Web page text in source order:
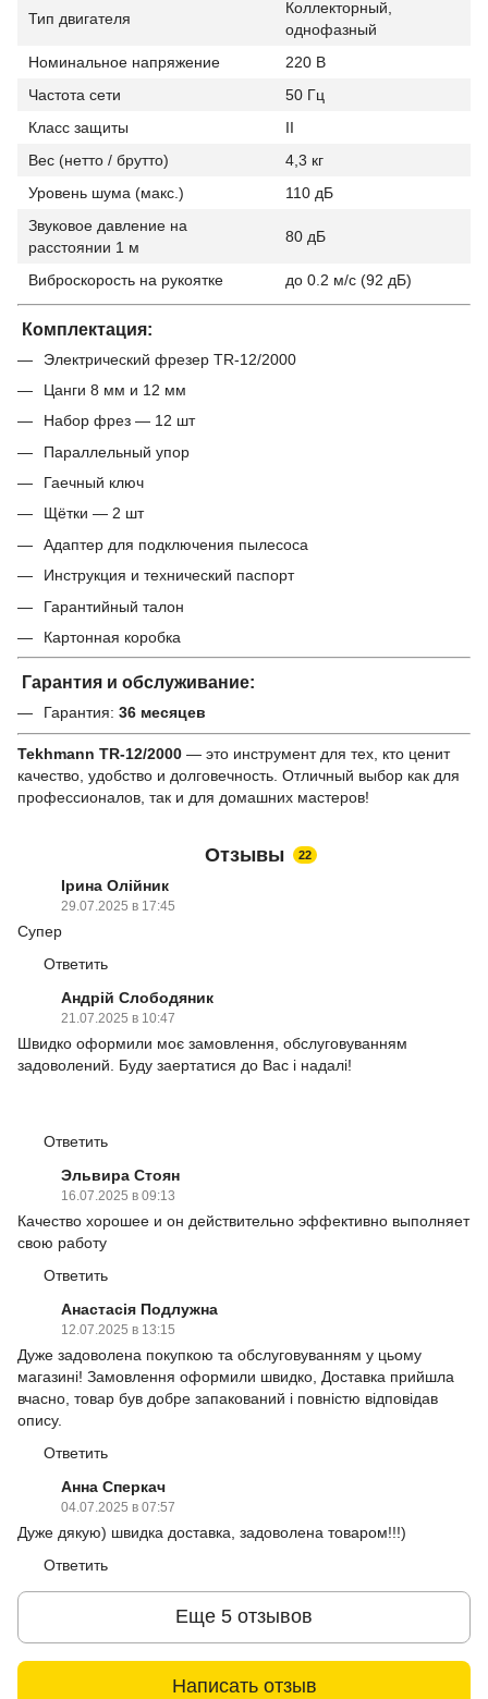
Тип двигателя
Коллекторный,
однофазный
Номинальное напряжение
220 В
Частота сети
50 Гц
Класс защиты
II
Вес (нетто / брутто)
4,3 кг
Уровень шума (макс.)
110 дБ
Звуковое давление на
расстоянии 1 м
80 дБ
Виброскорость на рукоятке до 0.2 м/с (92 дБ)
Комплектация:
Электрический фрезер TR-12/2000
Цанги 8 мм и 12 мм
Набор фрез — 12 шт
Параллельный упор
Гаечный ключ
Щётки — 2 шт
Адаптер для подключения пылесоса
Инструкция и технический паспорт
Гарантийный талон
Картонная коробка
Гарантия и обслуживание:
Гарантия: 36 месяцев
Tekhmann TR-12/2000 — это инструмент для тех, кто ценит
качество, удобство и долговечность. Отличный выбор как для
профессионалов, так и для домашних мастеров!
Отзывы 22
Ірина Олійник
29.07.2025 в 17:45
Супер
Ответить
Андрій Слободяник
21.07.2025 в 10:47
Швидко оформили моє замовлення, обслуговуванням
задоволений. Буду заертатися до Вас і надалі!
Ответить
Эльвира Стоян
16.07.2025 в 09:13
Качество хорошее и он действительно эффективно выполняет
свою работу
Ответить
Анастасія Подлужна
12.07.2025 в 13:15
Дуже задоволена покупкою та обслуговуванням у цьому
магазині! Замовлення оформили швидко, Доставка прийшла
вчасно, товар був добре запакований і повністю відповідав
опису.
Ответить
Анна Сперкач
04.07.2025 в 07:57
Дуже дякую) швидка доставка, задоволена товаром!!!)
Ответить
Еще 5 отзывов
Написать отзыв